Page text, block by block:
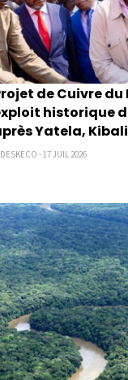
de Cuivre
historique
Yatela,
DESKECO - 17 JUIL 2026